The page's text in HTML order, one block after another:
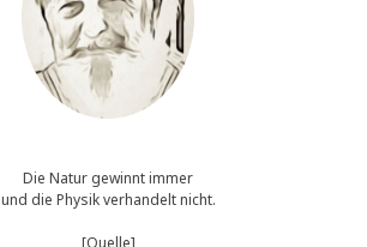
Die Natur gewinnt immer
und die Physik verhandelt nicht.
[Quelle]